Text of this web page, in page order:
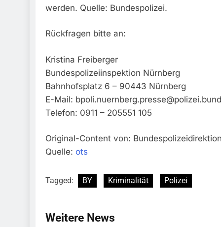
werden. Quelle: Bundespolizei.
Rückfragen bitte an:
Kristina Freiberger
Bundespolizeiinspektion Nürnberg
Bahnhofsplatz 6 – 90443 Nürnberg
E-Mail:
Telefon: 0911 – 205551 105
Original-Content von:
Quelle: ots
Tagged: BY Kriminalität Polizei
Weitere News